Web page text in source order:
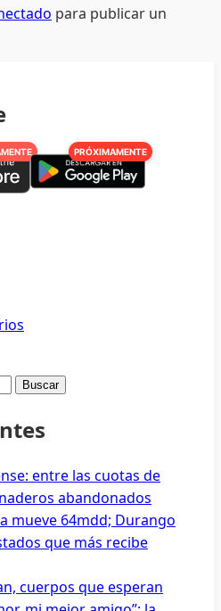
para publicar un
PRÓXIMAMENTE
entre las cuotas de
abandonados
mueve 64mdd; Durango
que más recibe
cuerpos que esperan